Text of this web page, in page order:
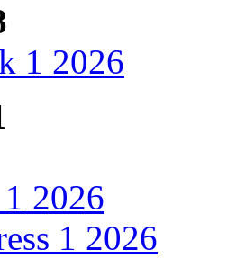
1 2026
2026
1 2026